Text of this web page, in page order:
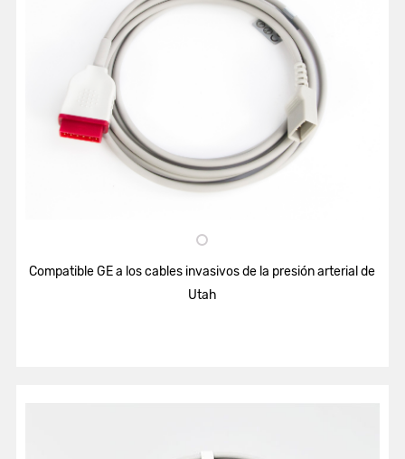
Compatible GE a los cables invasivos de la presión arterial de
Utah